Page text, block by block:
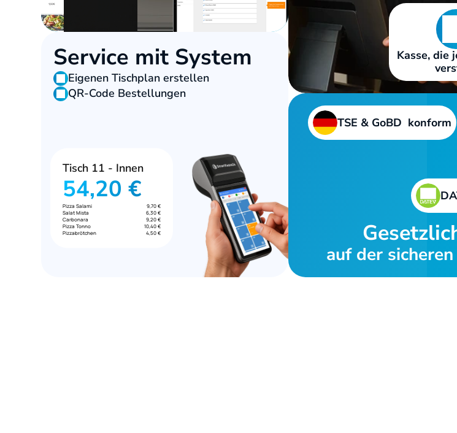
Service mit System
Eigenen Tischplan erstellen
QR-Code Bestellungen
Tisch 11 - Innen
54,20 €
Pizza Salami
9,70 €
Salat Mista
6,30 €
Carbonara
9,20 €
Pizza Tonno
10,40 €
Pizzabrötchen
4,50 €
Kasse, die
TSE & GoBD  konform
auf der